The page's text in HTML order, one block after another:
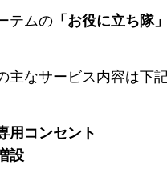
テムの 「お役に立ち隊
主なサービス内容は下
用コンセント
設